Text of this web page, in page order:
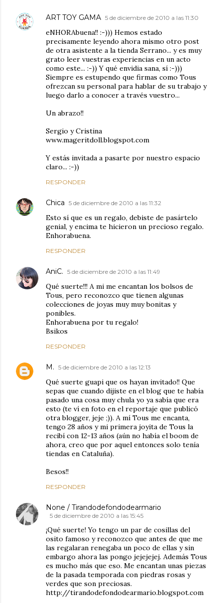
ART TOY GAMA 5 de diciembre de 2010 a las 11:30
eNHORAbuena!! :-))) Hemos estado
precisamente leyendo ahora mismo otro post
de otra asistente a la tienda Serrano... y es muy
grato leer vuestras experiencias en un acto
como este... :-)) Y qué envidia sana, sí :-)))
Siempre es estupendo que firmas como Tous
ofrezcan su personal para hablar de su trabajo y
luego darlo a conocer a través vuestro...
Un abrazo!!
Sergio y Cristina
www.mageritdoll.blogspot.com
Y estás invitada a pasarte por nuestro espacio
claro... :-))
RESPONDER
Chica 5 de diciembre de 2010 a las 11:32
Esto sí que es un regalo, debiste de pasártelo
genial, y encima te hicieron un precioso regalo.
Enhorabuena.
RESPONDER
AniC. 5 de diciembre de 2010 a las 11:49
Qué suerte!!! A mi me encantan los bolsos de
Tous, pero reconozco que tienen algunas
colecciones de joyas muy muy bonitas y
ponibles.
Enhorabuena por tu regalo!
Bsikos
RESPONDER
M. 5 de diciembre de 2010 a las 12:13
Qué suerte guapi que os hayan invitado!! Que
sepas que cuando dijiste en el blog que te había
pasado una cosa muy chula yo ya sabía que era
esto (te ví en foto en el reportaje que publicó
otra blogger, jeje ;)). A mí Tous me encanta,
tengo 28 años y mi primera joyita de Tous la
recibí con 12-13 años (aún no había el boom de
ahora, creo que por aquel entonces solo tenía
tiendas en Cataluña).
Besos!!
RESPONDER
None / Tirandodefondodearmario
5 de diciembre de 2010 a las 15:45
¡Qué suerte! Yo tengo un par de cosillas del
osito famoso y reconozco que antes de que me
las regalaran renegaba un poco de ellas y sin
embargo ahora las pongo jejejejej. Además Tous
es mucho más que eso. Me encantan unas piezas
de la pasada temporada con piedras rosas y
verdes que son preciosas.
http://tirandodefondodearmario.blogspot.com